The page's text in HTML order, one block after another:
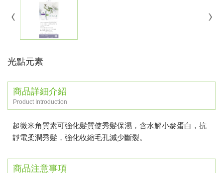
光點元素
商品詳細介紹
Product Introduction
超微米角質素可強化髮質使秀髮保濕，含水解小麥蛋白，抗
靜電柔潤秀髮，強化收縮毛孔減少斷裂。
商品注意事項